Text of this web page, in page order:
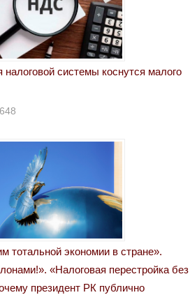
системы коснутся малого
тотальной экономии в стране».
«Налоговая перестройка без
президент РК публично